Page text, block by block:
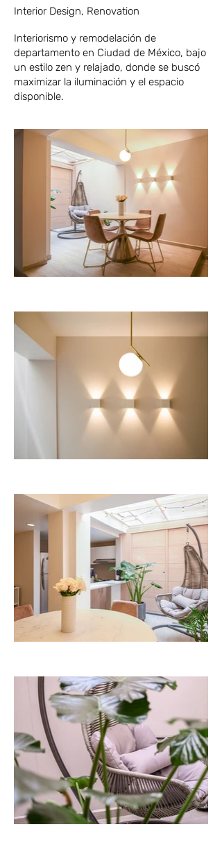
Interior Design, Renovation
Interiorismo y remodelación de
departamento en Ciudad de México, bajo
un estilo zen y relajado, donde se buscó
maximizar la iluminación y el espacio
disponible.